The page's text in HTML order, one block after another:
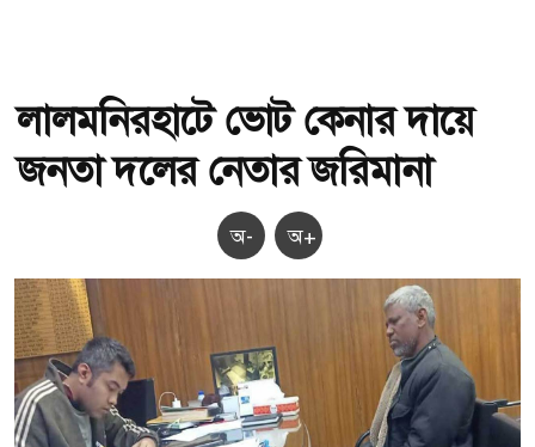
লালমনিরহাটে ভোট কেনার দায়ে
জনতা দলের নেতার জরিমানা
অ- অ+